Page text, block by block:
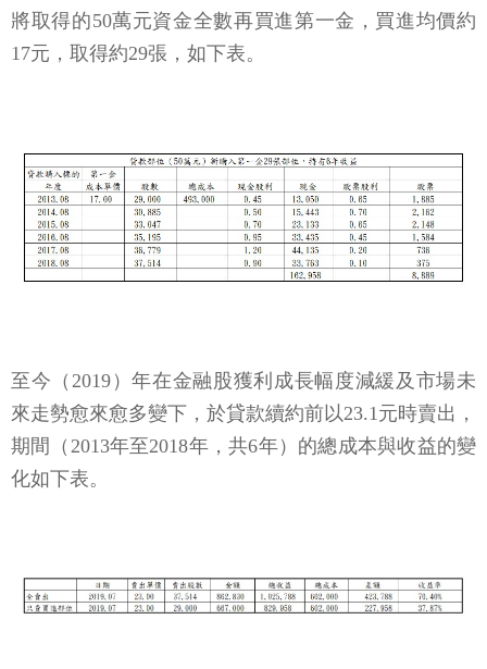
將取得的50萬元資金全數再買進第一金，買進均價約
17元，取得約29張，如下表。
至今（2019）年在金融股獲利成長幅度減緩及市場未
來走勢愈來愈多變下，於貸款續約前以23.1元時賣出，
期間（2013年至2018年，共6年）的總成本與收益的變
化如下表。